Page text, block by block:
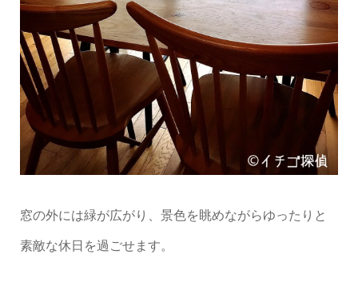
窓の外には緑が広がり、景色を眺めながらゆったりと
素敵な休日を過ごせます。